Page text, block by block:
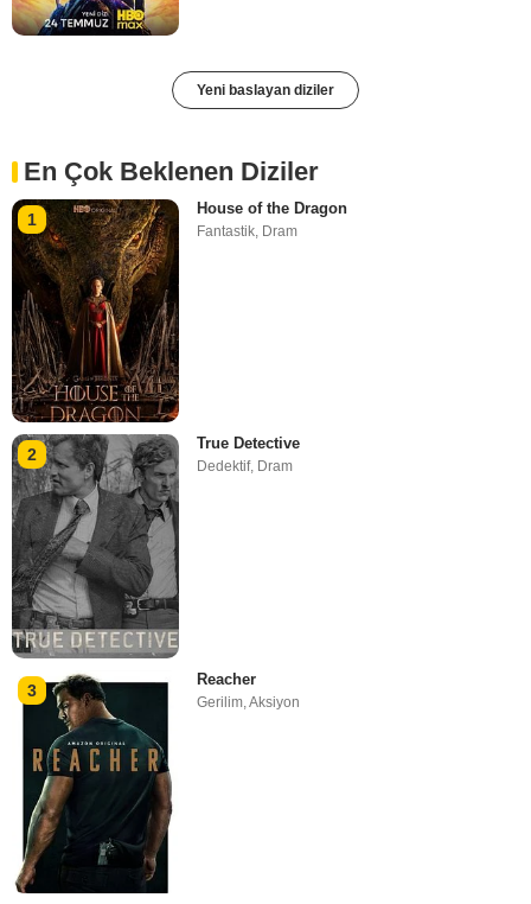
Yeni baslayan diziler
En Çok Beklenen Diziler
1
House of the Dragon
Fantastik, Dram
2
True Detective
Dedektif, Dram
3
Reacher
Gerilim ,Aksiyon